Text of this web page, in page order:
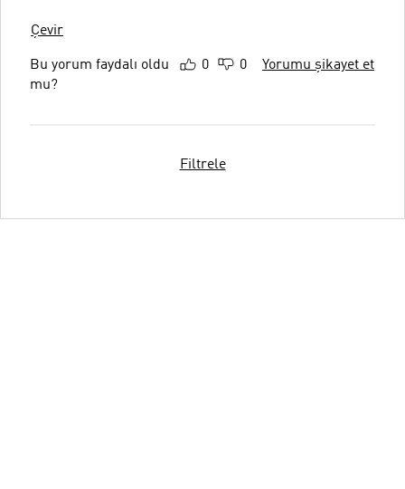
Çevir
Bu yorum faydalı oldu
mu?
0 0 Yorumu şikayet et
Filtrele